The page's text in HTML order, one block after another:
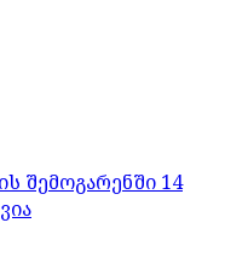
შემოგარენში 14